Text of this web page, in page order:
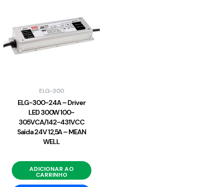
ELG-300
ELG-300-24A – Driver
LED 300W 100-
305VCA/142-431VCC
Saída 24V 12,5A – MEAN
WELL
ADICIONAR AO
CARRINHO